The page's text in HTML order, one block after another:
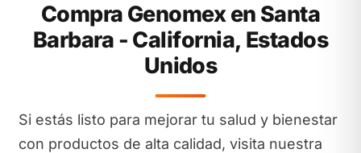
Compra Genomex en Santa
Barbara - California, Estados
Unidos
Si estás listo para mejorar tu salud y bienestar
con productos de alta calidad, visita nuestra